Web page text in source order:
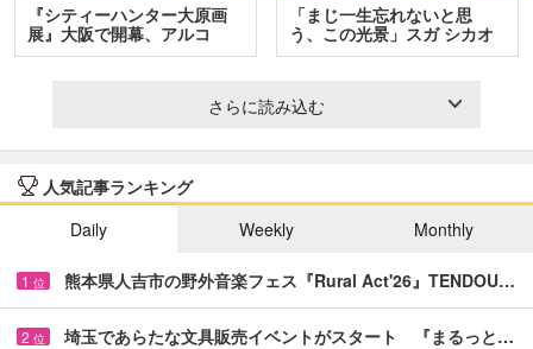
『シティーハンター大原画
展』大阪で開幕、アルコ
＆…
「まじ一生忘れないと思
う、この光景」スガ シカオ
と…
さらに読み込む
人気記事ランキング
Daily
Weekly Monthly
1 位 熊本県人吉市の野外音楽フェス『Rural Act'26』TENDOU…
2 位 埼玉であらたな文具販売イベントがスタート 『まるっと…